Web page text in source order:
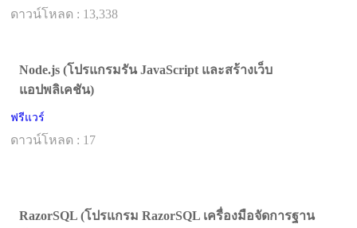
ดาวน์โหลด : 13,338
Node.js (โปรแกรมรัน JavaScript และสร้างเว็บ
แอปพลิเคชัน)
ฟรีแวร์
ดาวน์โหลด : 17
RazorSQL (โปรแกรม RazorSQL เครื่องมือจัดการฐาน